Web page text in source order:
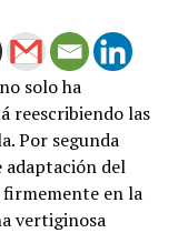
solo ha
reescribiendo las
Por segunda
adaptación del
firmemente en la
vertiginosa